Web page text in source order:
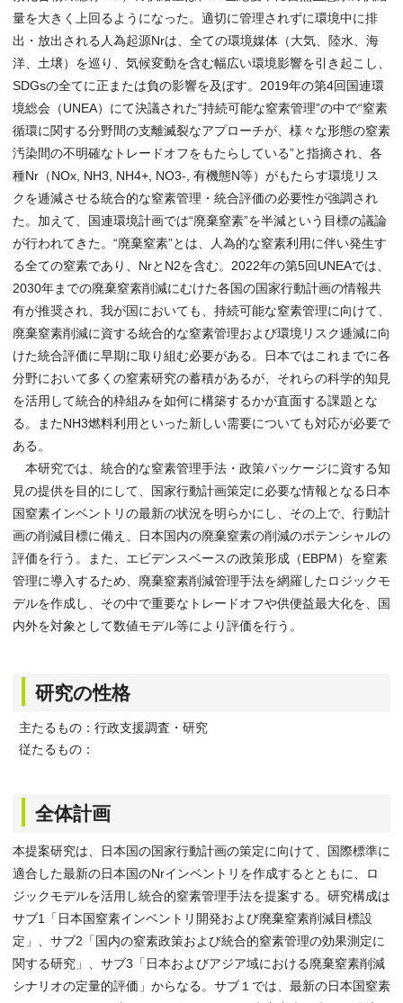
量を大きく上回るようになった。適切に管理されずに環境中に排
出・放出される人為起源Nrは、全ての環境媒体（大気、陸水、海
洋、土壌）を巡り、気候変動を含む幅広い環境影響を引き起こし、
SDGsの全てに正または負の影響を及ぼす。2019年の第4回国連環
境総会（UNEA）にて決議された“持続可能な窒素管理”の中で“窒素
循環に関する分野間の支離滅裂なアプローチが、様々な形態の窒素
汚染間の不明確なトレードオフをもたらしている”と指摘され、各
種Nr（NOx, NH3, NH4+, NO3-, 有機態N等）がもたらす環境リス
クを逓減させる統合的な窒素管理・統合評価の必要性が強調され
た。加えて、国連環境計画では“廃棄窒素”を半減という目標の議論
が行われてきた。“廃棄窒素”とは、人為的な窒素利用に伴い発生す
る全ての窒素であり、NrとN2を含む。2022年の第5回UNEAでは、
2030年までの廃棄窒素削減にむけた各国の国家行動計画の情報共
有が推奨され、我が国においても、持続可能な窒素管理に向けて、
廃棄窒素削減に資する統合的な窒素管理および環境リスク逓減に向
けた統合評価に早期に取り組む必要がある。日本ではこれまでに各
分野において多くの窒素研究の蓄積があるが、それらの科学的知見
を活用して統合的枠組みを如何に構築するかが直面する課題とな
る。またNH3燃料利用といった新しい需要についても対応が必要で
ある。
本研究では、統合的な窒素管理手法・政策パッケージに資する知
見の提供を目的にして、国家行動計画策定に必要な情報となる日本
国窒素インベントリの最新の状況を明らかにし、その上で、行動計
画の削減目標に備え、日本国内の廃棄窒素の削減のポテンシャルの
評価を行う。また、エビデンスベースの政策形成（EBPM）を窒素
管理に導入するため、廃棄窒素削減管理手法を網羅したロジックモ
デルを作成し、その中で重要なトレードオフや供便益最大化を、国
内外を対象として数値モデル等により評価を行う。
研究の性格
主たるもの：行政支援調査・研究
従たるもの：
全体計画
本提案研究は、日本国の国家行動計画の策定に向けて、国際標準に
適合した最新の日本国のNrインベントリを作成するとともに、ロ
ジックモデルを活用し統合的窒素管理手法を提案する。研究構成は
サブ1「日本国窒素インベントリ開発および廃棄窒素削減目標設
定」、サブ2「国内の窒素政策および統合的窒素管理の効果測定に
関する研究」、サブ3「日本およびアジア域における廃棄窒素削減
シナリオの定量的評価」からなる。サブ１では、最新の日本国窒素